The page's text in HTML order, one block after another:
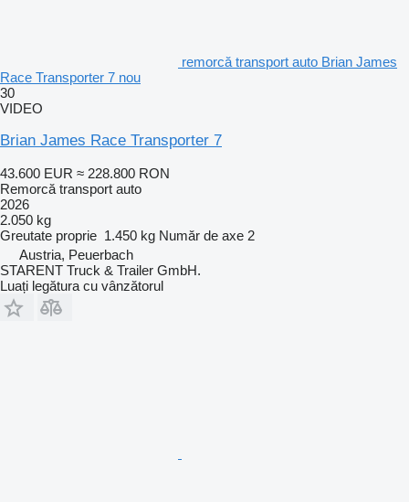
remorcă transport auto Brian James
Race Transporter 7 nou
30
VIDEO
Brian James Race Transporter 7
43.600 EUR ≈ 228.800 RON
Remorcă transport auto
2026
2.050 kg
Greutate proprie 1.450 kg Număr de axe 2
Austria, Peuerbach
STARENT Truck & Trailer GmbH.
Luați legătura cu vânzătorul